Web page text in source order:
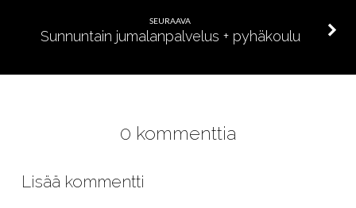
SEURAAVA
Sunnuntain jumalanpalvelus + pyhäkoulu
0 kommenttia
Lisää kommentti